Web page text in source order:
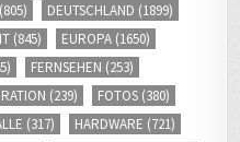
(805) DEUTSCHLAND (1899)
(845) EUROPA (1650)
FERNSEHEN (253)
(239) FOTOS (380)
(317) HARDWARE (721)